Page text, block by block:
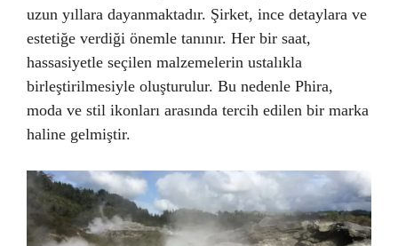
uzun yıllara dayanmaktadır. Şirket, ince detaylara ve
estetiğe verdiği önemle tanınır. Her bir saat,
hassasiyetle seçilen malzemelerin ustalıkla
birleştirilmesiyle oluşturulur. Bu nedenle Phira,
moda ve stil ikonları arasında tercih edilen bir marka
haline gelmiştir.